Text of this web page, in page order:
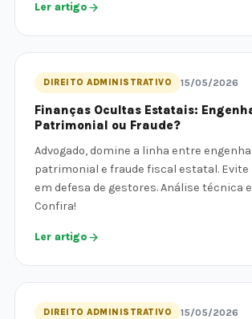
Ler artigo
DIREITO ADMINISTRATIVO 15/05/2026
Finanças Ocultas Estatais:
Patrimonial ou Fraude?
Advogado, domine a linha entre
patrimonial e fraude fiscal estatal.
em defesa de gestores. Análise técnica
Confira!
Ler artigo
DIREITO ADMINISTRATIVO 15/05/2026